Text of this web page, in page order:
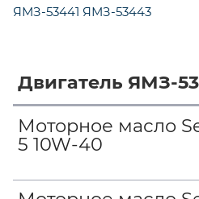
ЯМЗ-53441 ЯМЗ-53443
Двигатель ЯМЗ-
Моторное масло
5 10W-40